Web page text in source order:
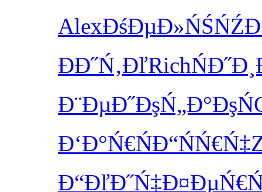
AlexĐśĐµĐ»ŃŚ
ĐĐ˝Ń‚ĐľRich
Đ¨ĐµĐ˝ĐşŃ„Đ°ĐşŃ
Đ‘Đ°Ń€ŃĐ“ŃŃ€Ń‡
Đ“ĐľĐ˝Ń‡